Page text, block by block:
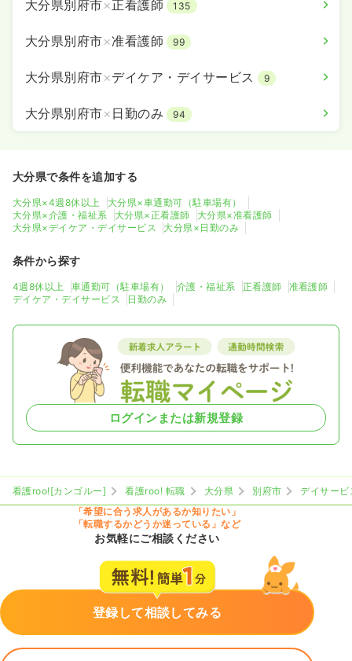
大分県別府市×正看護師 135
大分県別府市×准看護師 99
大分県別府市×デイケア・デイサービス 9
大分県別府市× 日勤のみ 94
大分県で条件を追加する
大分県×4週8休以上
大分県×車通勤可（駐車場有）
大分県×介護・福祉系
大分県×正看護師
大分県×准看護師
大分県×デイケア・デイサービス
大分県×日勤のみ
条件から探す
4週8休以上 車通勤可（駐車場有） 介護・福祉系 正看護師
准看護師
デイケア・デイサービス
日勤のみ
ログインまたは新規登録
看護roo![カンゴルー] 看護roo! 転職 大分県 別府市
デイサー
「希望に合う求人があるか知りたい」
「転職するかどうか迷っている」など
お気軽にご相談ください
登録して相談してみる